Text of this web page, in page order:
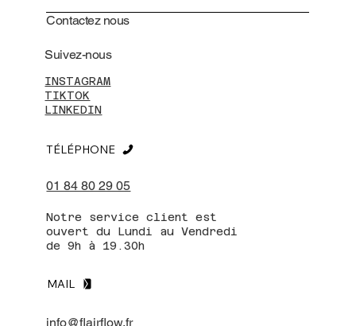
Contactez nous
INSTAGRAM
TIKTOK
LINKEDIN
Suivez-nous
01 84 80 29 05
TÉLÉPHONE
Notre service client est
ouvert du Lundi au Vendredi
de 9h à 19.30h
MAIL
info@flairflow.fr